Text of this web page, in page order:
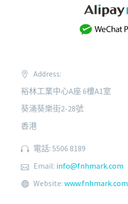
Address:
裕林工業中心A座 6樓A1室
葵涌葵樂街2-28號
香港
電話: 5506 8189
Email: info@fnhmark.com
Website: www.fnhmark.com